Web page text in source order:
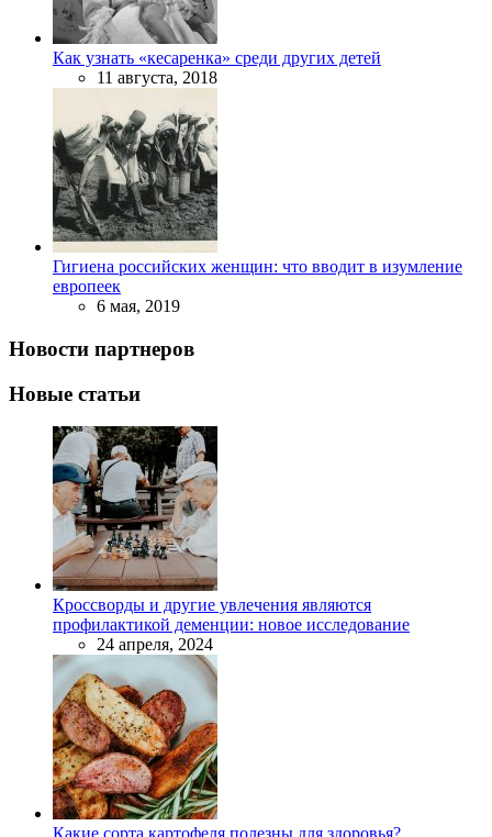
Как узнать «кесаренка» среди других детей
11 августа, 2018
Гигиена российских женщин: что вводит в изумление
европеек
6 мая, 2019
Новости партнеров
Новые статьи
Кроссворды и другие увлечения являются
профилактикой деменции: новое исследование
24 апреля, 2024